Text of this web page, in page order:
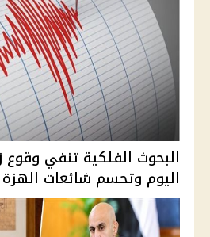
البحوث الفلكية تنفي
اليوم وتحسم شائعات الهزة